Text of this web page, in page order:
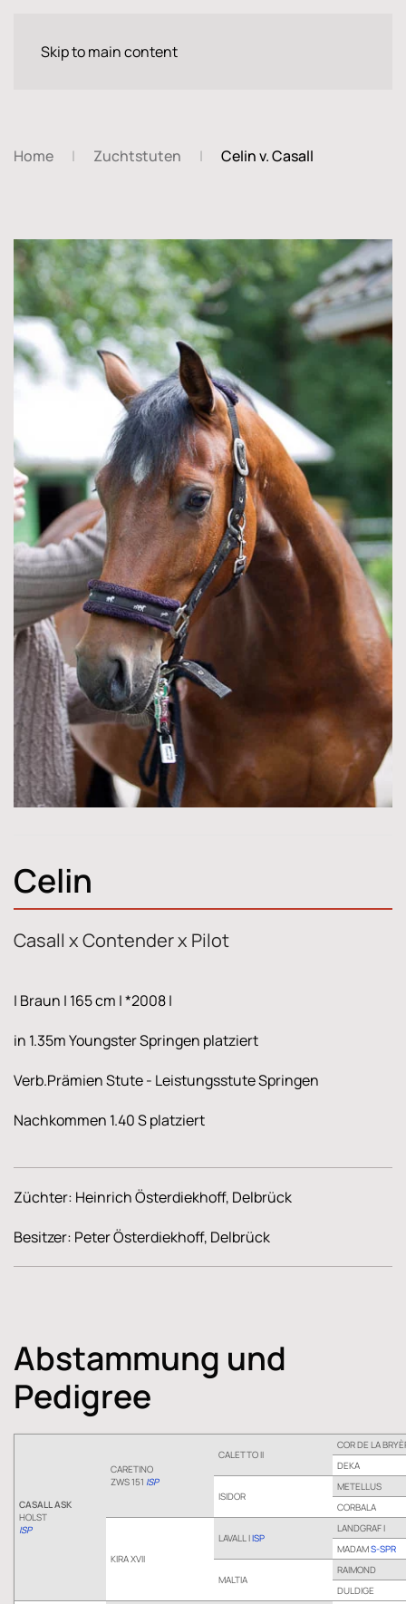
Skip to main content
Home Zuchtstuten Celin v. Casall
Celin
Casall x Contender x Pilot
| Braun | 165 cm | *2008 |
in 1.35m Youngster Springen platziert
Verb.Prämien Stute - Leistungsstute Springen
Nachkommen 1.40 S platziert
Züchter: Heinrich Österdiekhoff, Delbrück
Besitzer: Peter Österdiekhoff, Delbrück
Abstammung und
Pedigree
CASALL ASK
HOLST
ISP
CARETINO
ZWS 151 ISP
CALETTO II
COR DE LA
DEKA
ISIDOR
METELLUS
CORBALA
KIRA XVII
LAVALL IISP
LANDGRAF I
MADAMS-SPR
MALTIA
RAIMOND
DULDIGE